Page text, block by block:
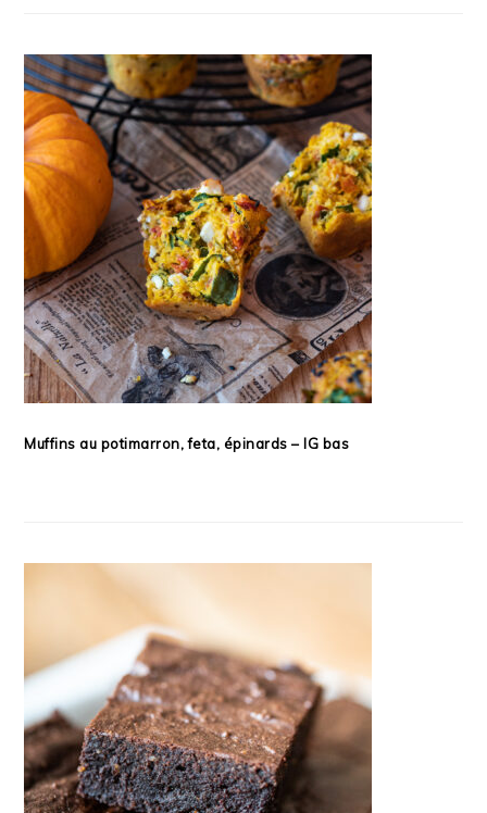
Muffins au potimarron, feta, épinards – IG bas